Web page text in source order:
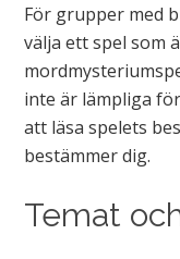
För grupper med
välja ett spel som
inte är lämpliga
att läsa spelets
bestämmer dig.
Temat